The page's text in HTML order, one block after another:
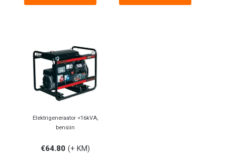
Elektrigeneraator <16kVA,
bensiin
€64.80 (+ KM)